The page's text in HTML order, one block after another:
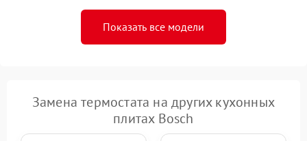
Показать все модели
Замена термостата на других кухонных
плитах Bosch